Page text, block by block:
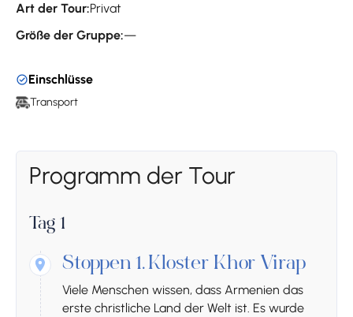
Art der Tour:Privat
Größe der Gruppe:—
Einschlüsse
Transport
Programm der Tour
Tag 1
Stoppen 1. Kloster Khor Virap
Viele Menschen wissen, dass Armenien das
erste christliche Land der Welt ist. Es wurde